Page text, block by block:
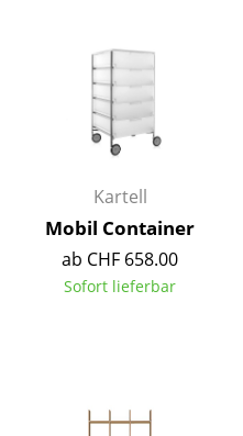
Kartell
Mobil Container
ab CHF 658.00
Sofort lieferbar